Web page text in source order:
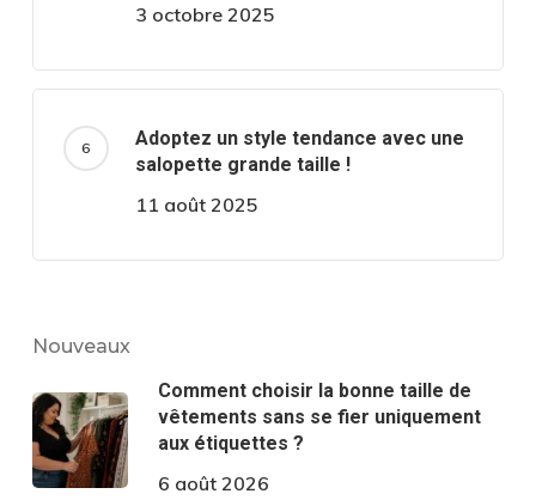
3 octobre 2025
Adoptez un style tendance avec une
salopette grande taille !
11 août 2025
Nouveaux
Comment choisir la bonne taille de
vêtements sans se fier uniquement
aux étiquettes ?
6 août 2026